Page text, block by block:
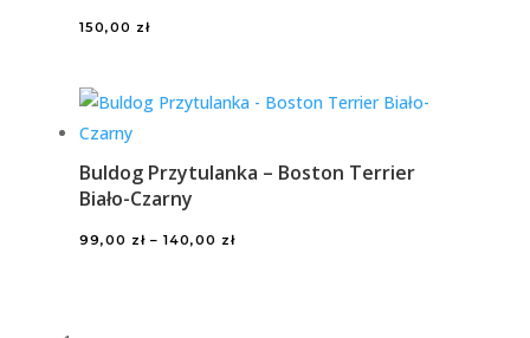
150,00 zł
Buldog Przytulanka – Boston Terrier
Biało-Czarny
99,00 zł – 140,00 złZakres